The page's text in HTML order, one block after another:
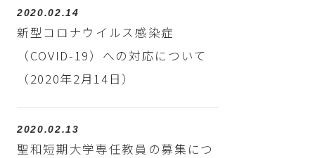
2020.02.14
新型コロナウイルス感染症
（COVID-19）への対応について
（2020年2月14日）
2020.02.13
聖和短期大学専任教員の募集につ